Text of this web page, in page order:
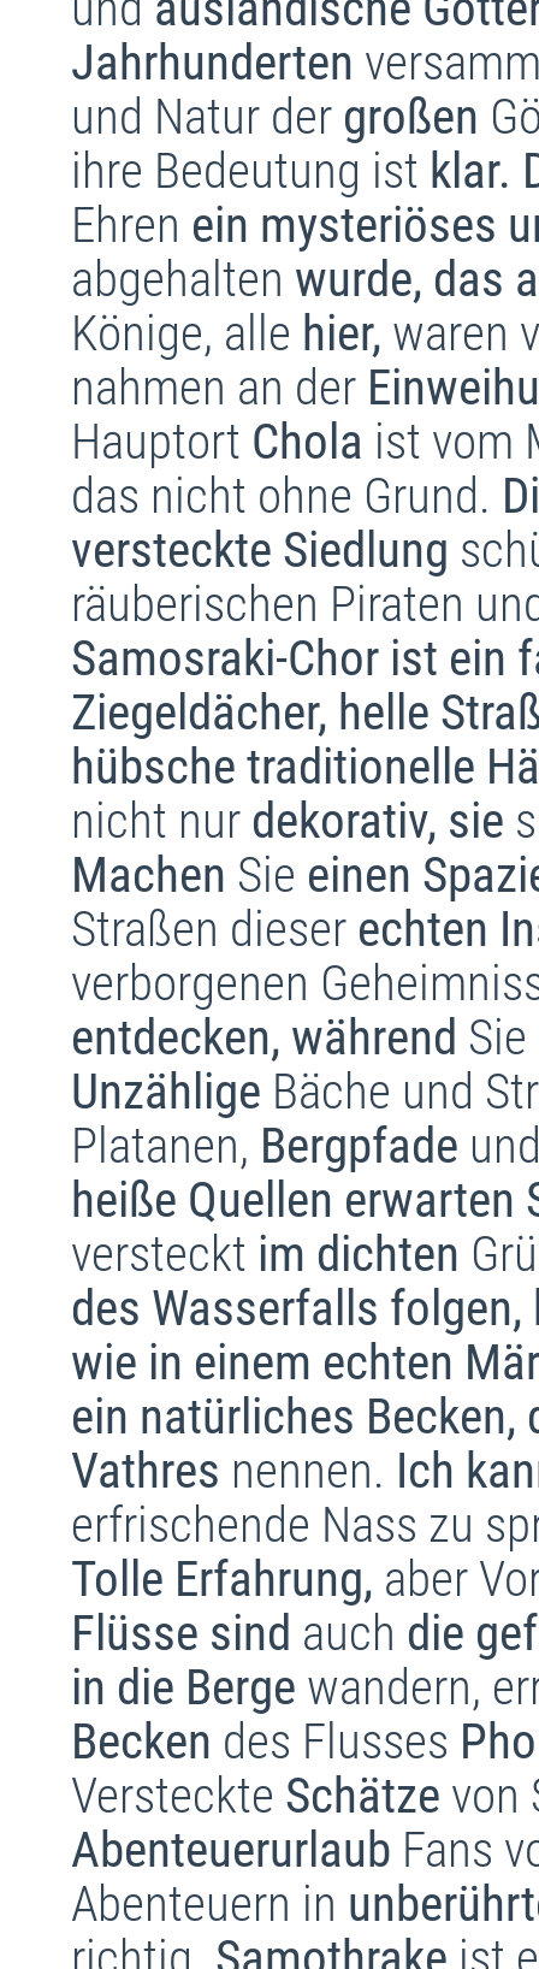
Jahrhunderten
und Natur der großen
ihre Bedeutung ist klar.
Ehren ein mysteriöses
abgehalten wurde, das
Könige, alle hier, waren
nahmen an der
Hauptort Chola ist vom
das nicht ohne Grund.
versteckte Siedlung
räuberischen Piraten
Samosraki-Chor ist ein
Ziegeldächer, helle
hübsche traditionelle
nicht nur dekorativ, sie
Machen Sie einen
Straßen dieser echten
verborgenen
entdecken, während Sie
Unzählige Bäche und
Platanen, Bergpfade
heiße Quellen
versteckt im dichten
des Wasserfalls folgen,
wie in einem echten
ein natürliches Becken,
Vathres nennen. Ich
erfrischende Nass zu
Tolle Erfahrung, aber
Flüsse sind auch die
in die Berge wandern,
Becken des Flusses
Versteckte Schätze von
Abenteuerurlaub Fans
Abenteuern in